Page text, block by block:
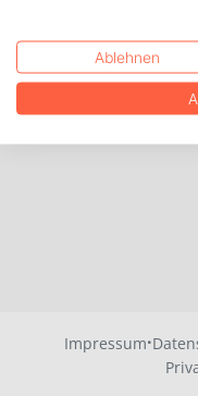
Impressum·
Ablehnen